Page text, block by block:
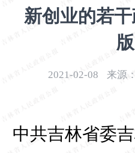
新创业的若
版
2021-02-08 来源：
中共吉林省委